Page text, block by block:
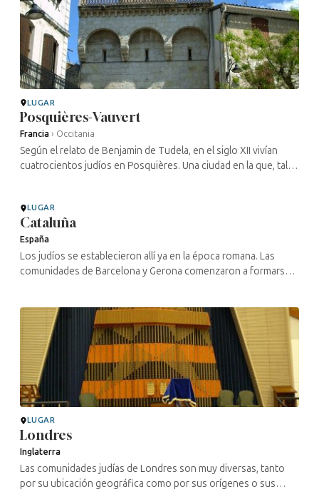
LUGAR
Posquières-Vauvert
Francia › Occitania
Según el relato de Benjamin de Tudela, en el siglo XII vivían
cuatrocientos judíos en Posquières. Una ciudad en la que, tal y
LUGAR
Cataluña
España
Los judíos se establecieron allí ya en la época romana. Las
comunidades de Barcelona y Gerona comenzaron a formarse
LUGAR
Londres
Inglaterra
Las comunidades judías de Londres son muy diversas, tanto
por su ubicación geográfica como por sus orígenes o sus